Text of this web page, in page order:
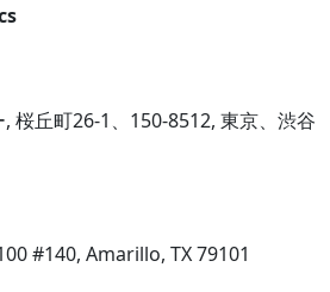
桜丘町26-1、150-8512, 東京、渋谷
#140, Amarillo, TX 79101